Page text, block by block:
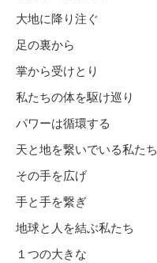
大地に降り注ぐ
足の裏から
掌から受けとり
私たちの体を駆け巡り
パワーは循環する
天と地を繋いでいる私たち
その手を広げ
手と手を繋ぎ
地球と人を結ぶ私たち
１つの大きな